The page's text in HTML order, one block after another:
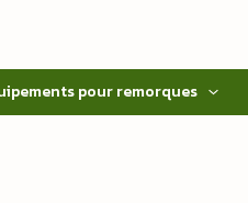
pour remorques